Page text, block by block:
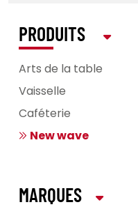
PRODUITS
Arts de la table
Vaisselle
Caféterie
New wave
MARQUES